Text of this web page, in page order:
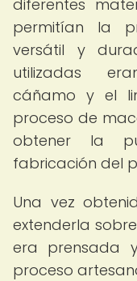
diferentes
permitían la
versátil y
utilizadas
cáñamo y el
proceso de
obtener la
fabricación del
Una vez
extenderla
era prensada
proceso